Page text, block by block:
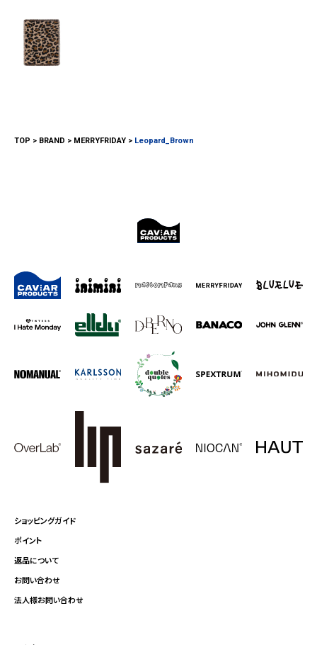
TOP BRAND MERRYFRIDAY Leopard_Brown
ショッピングガイド
ポイント
返品について
お問い合わせ
法人様お問い合わせ